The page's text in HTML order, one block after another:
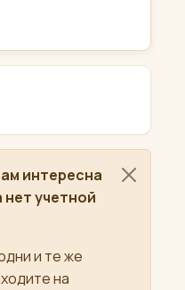
интересна
нет учетной
и те же
на